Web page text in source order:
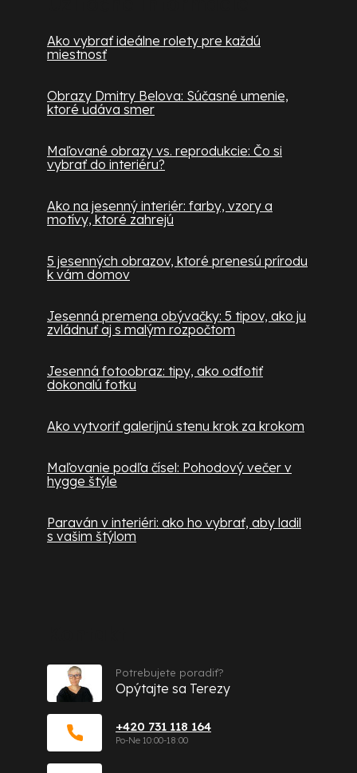
Ako vybrať ideálne rolety pre každú
miestnosť
Obrazy Dmitry Belova: Súčasné umenie,
ktoré udáva smer
Maľované obrazy vs. reprodukcie: Čo si
vybrať do interiéru?
Ako na jesenný interiér: farby, vzory a
motívy, ktoré zahrejú
5 jesenných obrazov, ktoré prenesú prírodu
k vám domov
Jesenná premena obývačky: 5 tipov, ako ju
zvládnuť aj s malým rozpočtom
Jesenná fotoobraz: tipy, ako odfotiť
dokonalú fotku
Ako vytvoriť galerijnú stenu krok za krokom
Maľovanie podľa čísel: Pohodový večer v
hygge štýle
Paraván v interiéri: ako ho vybrať, aby ladil
s vašim štýlom
+420 731 118 164
Potrebujete poradiť?
Opýtajte sa Terezy